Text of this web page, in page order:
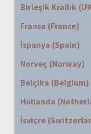
Birleşik Krallık
Fransa (France)
İspanya (Spain)
Norveç (Norway)
Belçika (Belgium)
Hollanda
İsviçre